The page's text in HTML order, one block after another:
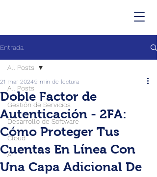
Entrada
All Posts
Gestión de Servicios
Desarrollo de Software
Cloud
AI
All Posts
Doble Factor de
Autenticación - 2FA:
Cómo Proteger Tus
Cuentas En Línea Con
Una Capa Adicional De
21 mar 20242 min de lectura